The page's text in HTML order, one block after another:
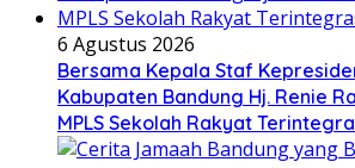
6 Agustus 2026
Bersama Kepala Staf
Kabupaten Bandung Hj. Renie
MPLS Sekolah Rakyat